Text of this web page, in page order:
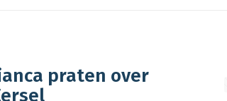
praten over